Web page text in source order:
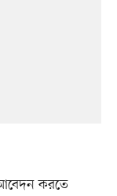
আবেদন করতে